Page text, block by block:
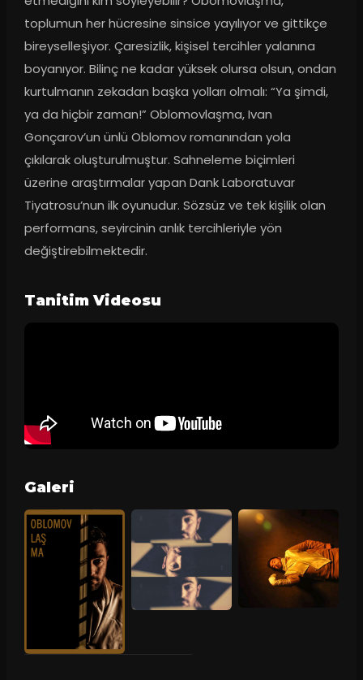
toplumun her hücresine sinsice yayılıyor ve gittikçe
bireyselleşiyor. Çaresizlik, kişisel tercihler yalanına
boyanıyor. Bilinç ne kadar yüksek olursa olsun, ondan
kurtulmanın zekadan başka yolları olmalı: “Ya şimdi,
ya da hiçbir zaman!” Oblomovlaşma, Ivan
Gonçarov’un ünlü Oblomov romanından yola
çıkılarak oluşturulmuştur. Sahneleme biçimleri
üzerine araştırmalar yapan Dank Laboratuvar
Tiyatrosu’nun ilk oyunudur. Sözsüz ve tek kişilik olan
performans, seyircinin anlık tercihleriyle yön
değiştirebilmektedir.
Tanitim Videosu
Galeri